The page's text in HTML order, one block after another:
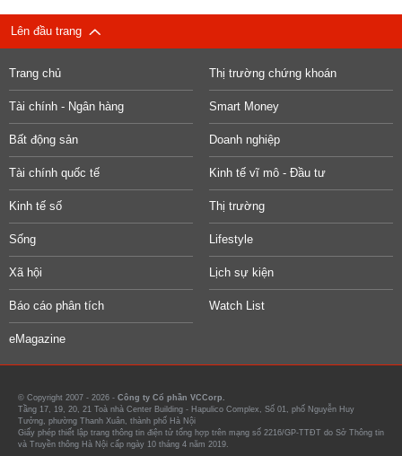
Lên đầu trang
Trang chủ Thị trường chứng khoán
Tài chính - Ngân hàng Smart Money
Bất động sản Doanh nghiệp
Tài chính quốc tế Kinh tế vĩ mô - Đầu tư
Kinh tế số Thị trường
Sống Lifestyle
Xã hội Lịch sự kiện
Báo cáo phân tích Watch List
eMagazine
© Copyright 2007 - 2026 - Công ty Cổ phần VCCorp.
Tầng 17, 19, 20, 21 Toà nhà Center Building - Hapulico Complex, Số 01, phố Nguyễn Huy
Tưởng, phường Thanh Xuân, thành phố Hà Nội
Giấy phép thiết lập trang thông tin điện tử tổng hợp trên mạng số 2216/GP-TTĐT do Sở Thông tin
và Truyền thông Hà Nội cấp ngày 10 tháng 4 năm 2019.